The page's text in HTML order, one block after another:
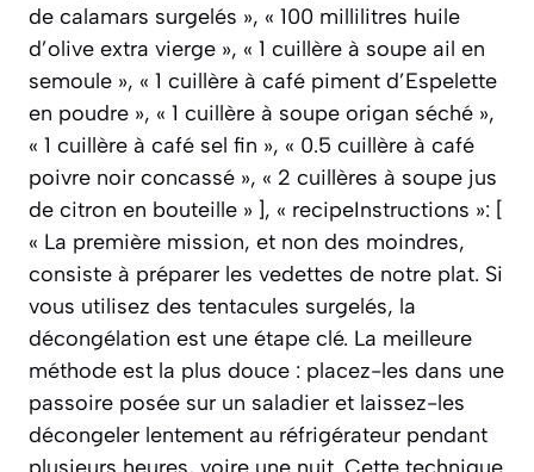
de calamars surgelés », « 100 millilitres huile
d’olive extra vierge », « 1 cuillère à soupe ail en
semoule », « 1 cuillère à café piment d’Espelette
en poudre », « 1 cuillère à soupe origan séché »,
« 1 cuillère à café sel fin », « 0.5 cuillère à café
poivre noir concassé », « 2 cuillères à soupe jus
de citron en bouteille » ], « recipeInstructions »: [
« La première mission, et non des moindres,
consiste à préparer les vedettes de notre plat. Si
vous utilisez des tentacules surgelés, la
décongélation est une étape clé. La meilleure
méthode est la plus douce : placez-les dans une
passoire posée sur un saladier et laissez-les
décongeler lentement au réfrigérateur pendant